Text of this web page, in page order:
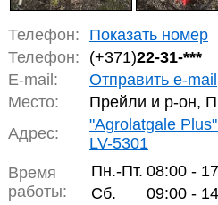
Телефон:
Показать номер
Телефон:
(+371)22-31-***
E-mail:
Отправить e-mail
Место:
Прейли и р-он,
Адрес:
"Agrolatgale
LV-5301
Время
работы:
Пн.-Пт. 08:00 -
Сб.
09:00 -